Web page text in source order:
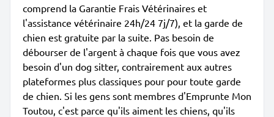
comprend la Garantie Frais Vétérinaires et
l'assistance vétérinaire 24h/24 7j/7), et la garde de
chien est gratuite par la suite. Pas besoin de
débourser de l'argent à chaque fois que vous avez
besoin d'un dog sitter, contrairement aux autres
plateformes plus classiques pour pour toute garde
de chien. Si les gens sont membres d'Emprunte Mon
Toutou, c'est parce qu'ils aiment les chiens, qu'ils